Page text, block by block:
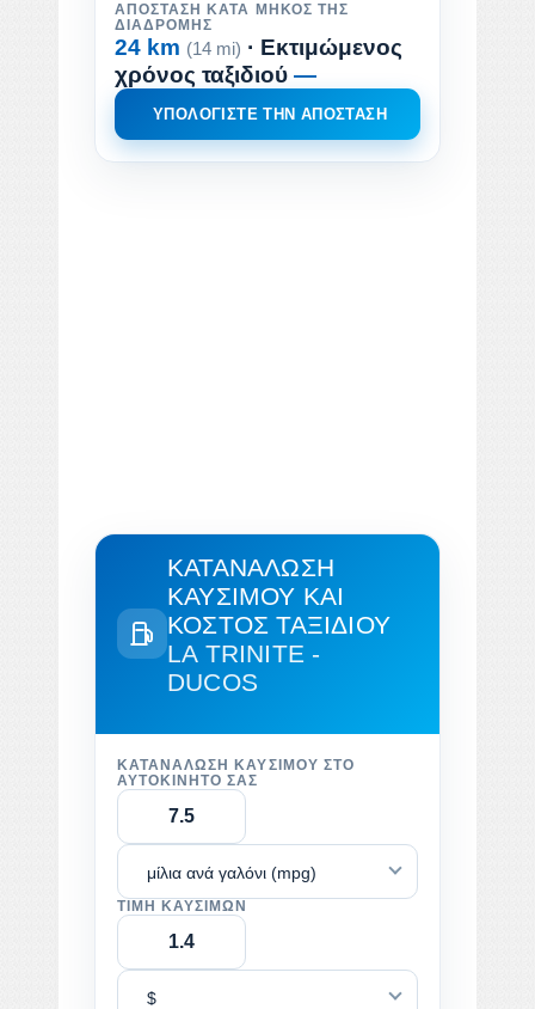
ΑΠΌΣΤΑΣΗ ΚΑΤΆ ΜΉΚΟΣ ΤΗΣ
ΔΙΑΔΡΟΜΉΣ
24 km (14 mi) · Εκτιμώμενος
χρόνος ταξιδιού —
ΥΠΟΛΟΓΊΣΤΕ ΤΗΝ ΑΠΌΣΤΑΣΗ
ΚΑΤΑΝΆΛΩΣΗ
ΚΑΥΣΊΜΟΥ ΚΑΙ
ΚΌΣΤΟΣ ΤΑΞΙΔΙΟΎ
LA TRINITE -
DUCOS
ΚΑΤΑΝΆΛΩΣΗ ΚΑΥΣΊΜΟΥ ΣΤΟ
ΑΥΤΟΚΊΝΗΤΌ ΣΑΣ
μίλια ανά γαλόνι (mpg)
ΤΙΜΉ ΚΑΥΣΊΜΩΝ
$